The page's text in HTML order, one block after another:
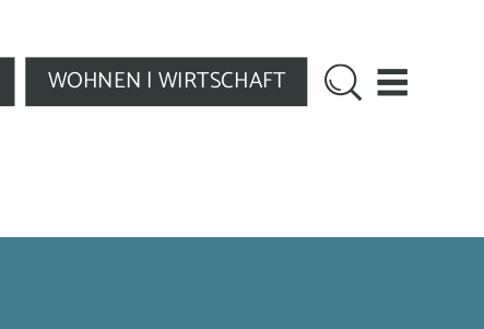
WOHNEN | WIRTSCHAFT